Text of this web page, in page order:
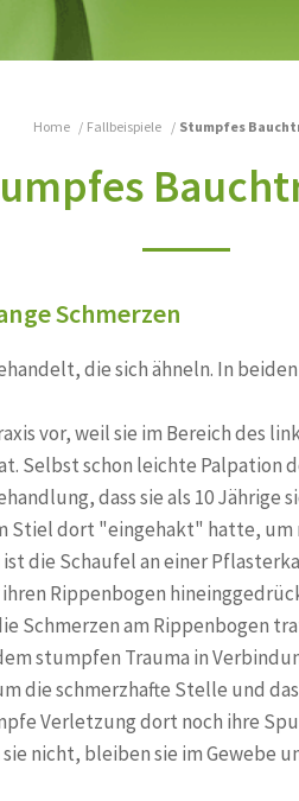
Home Fallbeispiele Stumpfes
Schmerzen
die sich ähneln. In
vor, weil sie im Bereich des
Selbst schon leichte Palpation
dass sie als 10 Jährige
Stiel dort "eingehakt" hatte, um
die Schaufel an einer
Rippenbogen
Schmerzen am Rippenbogen
stumpfen Trauma in
die schmerzhafte Stelle und
Verletzung dort noch ihre
nicht, bleiben sie im Gewebe